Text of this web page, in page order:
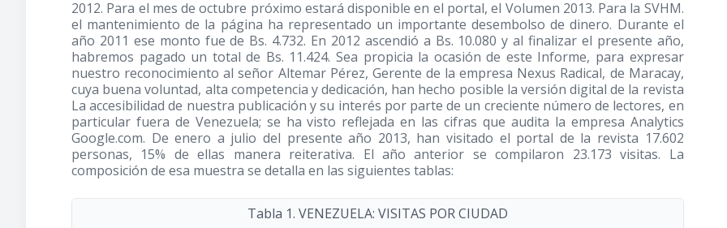
2012. Para el mes de octubre próximo estará disponible en el portal, el Volumen 2013. Para la SVHM.
el mantenimiento de la página ha representado un importante desembolso de dinero. Durante el
año 2011 ese monto fue de Bs. 4.732. En 2012 ascendió a Bs. 10.080 y al finalizar el presente año,
habremos pagado un total de Bs. 11.424. Sea propicia la ocasión de este Informe, para expresar
nuestro reconocimiento al señor Altemar Pérez, Gerente de la empresa Nexus Radical, de Maracay,
cuya buena voluntad, alta competencia y dedicación, han hecho posible la versión digital de la revista
La accesibilidad de nuestra publicación y su interés por parte de un creciente número de lectores, en
particular fuera de Venezuela; se ha visto reflejada en las cifras que audita la empresa Analytics
Google.com. De enero a julio del presente año 2013, han visitado el portal de la revista 17.602
personas, 15% de ellas manera reiterativa. El año anterior se compilaron 23.173 visitas. La
composición de esa muestra se detalla en las siguientes tablas:
Tabla 1. VENEZUELA: VISITAS POR CIUDAD